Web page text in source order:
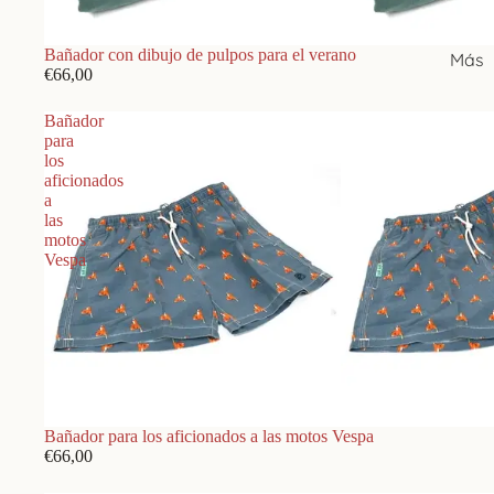
Sombreros
Tirantes
Viaje
Bolsas de viaje
Pijamas
Altavoces Bluetooth
decorativos
Brújulas decorativas
Globos terráqueos
Radios portátiles
Más
Bañador con dibujo de pulpos para el verano
€66,00
Bañador
para
los
aficionados
a
las
motos
Vespa
Agotado
Bañador para los aficionados a las motos Vespa
€66,00